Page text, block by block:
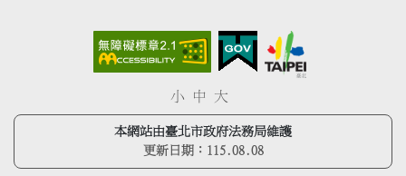
小 中 大
本網站由臺北市政府法務局維護
更新日期： 115.08.08